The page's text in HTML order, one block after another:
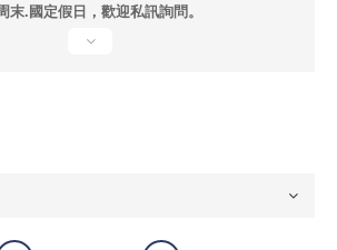
末.國定假日，歡迎私訊詢問。